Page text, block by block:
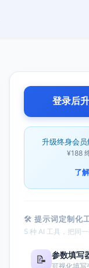
登录后
升级终身会员
¥188
了
🛠 提示词定制化
5 种 AI 工具，把同
📝 参数填写
可视化填写